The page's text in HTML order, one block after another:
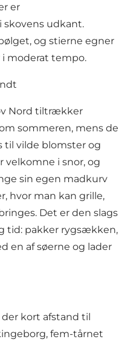
er
udkant.
og stierne egner
moderat tempo.
Nord tiltrækker
sommeren, mens de
til vilde blomster og
velkomne i snor, og
sin egen madkurv
hvor man kan grille,
Det er den slags
tid: pakker rygsækken,
en af søerne og lader
der kort afstand til
fem-tårnet